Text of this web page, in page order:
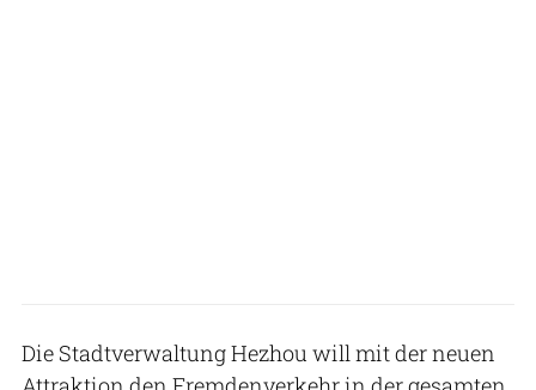
Die Stadtverwaltung Hezhou will mit der neuen